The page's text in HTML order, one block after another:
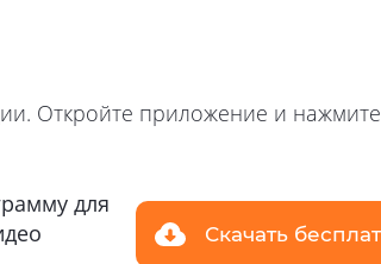
Откройте приложение и
для
Скачать